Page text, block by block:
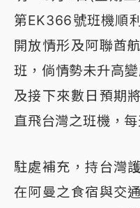
第EK366號班機順
開放情形及阿聯酋
班，倘情勢未升高
及接下來數日預期
直飛台灣之班機，
駐處補充，持台灣
在阿曼之食宿與交